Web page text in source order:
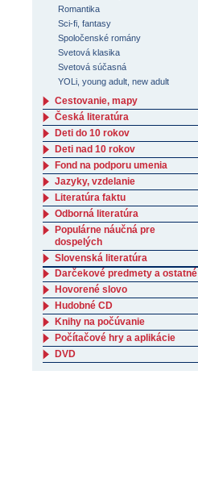
Romantika
Sci-fi, fantasy
Spoločenské romány
Svetová klasika
Svetová súčasná
YOLi, young adult, new adult
Cestovanie, mapy
Česká literatúra
Deti do 10 rokov
Deti nad 10 rokov
Fond na podporu umenia
Jazyky, vzdelanie
Literatúra faktu
Odborná literatúra
Populárne náučná pre
dospelých
Slovenská literatúra
Darčekové predmety a ostatné
Hovorené slovo
Hudobné CD
Knihy na počúvanie
Počítačové hry a aplikácie
DVD